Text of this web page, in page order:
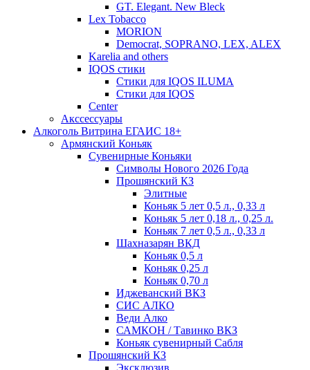
GT. Elegant. New Bleck
Lex Tobacco
MORION
Democrat, SOPRANO, LEX, ALEX
Karelia and others
IQOS стики
Стики для IQOS ILUMA
Стики для IQOS
Сenter
Акссессуары
Алкоголь Витрина ЕГАИС 18+
Армянский Коньяк
Сувенирные Коньяки
Символы Нового 2026 Года
Прошянский КЗ
Элитные
Коньяк 5 лет 0,5 л., 0,33 л
Коньяк 5 лет 0,18 л., 0,25 л.
Коньяк 7 лет 0,5 л., 0,33 л
Шахназарян ВКД
Коньяк 0,5 л
Коньяк 0,25 л
Коньяк 0,70 л
Иджеванский ВКЗ
СИС АЛКО
Веди Алко
САМКОН / Тавинко ВКЗ
Коньяк сувенирный Сабля
Прошянский КЗ
Эксклюзив